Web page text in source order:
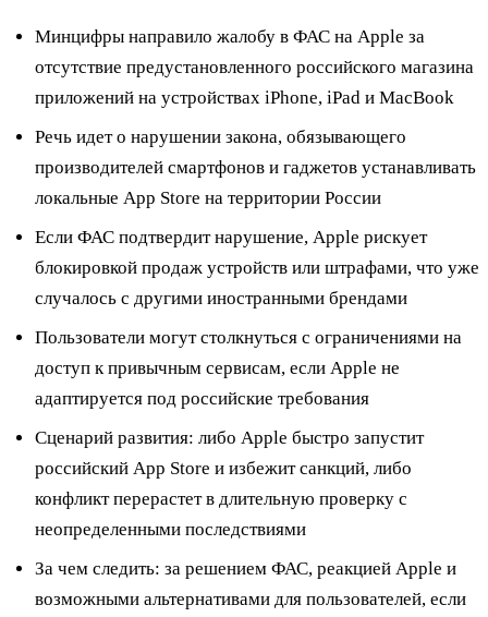
Минцифры направило жалобу в ФАС на Apple за
отсутствие предустановленного российского магазина
приложений на устройствах iPhone, iPad и MacBook
Речь идет о нарушении закона, обязывающего
производителей смартфонов и гаджетов устанавливать
локальные App Store на территории России
Если ФАС подтвердит нарушение, Apple рискует
блокировкой продаж устройств или штрафами, что уже
случалось с другими иностранными брендами
Пользователи могут столкнуться с ограничениями на
доступ к привычным сервисам, если Apple не
адаптируется под российские требования
Сценарий развития: либо Apple быстро запустит
российский App Store и избежит санкций, либо
конфликт перерастет в длительную проверку с
неопределенными последствиями
За чем следить: за решением ФАС, реакцией Apple и
возможными альтернативами для пользователей, если